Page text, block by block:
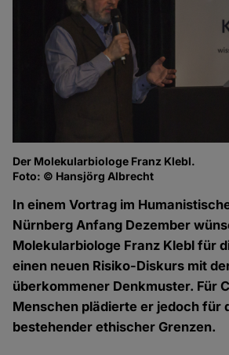
Der Molekularbiologe Franz Klebl.
Foto: © Hansjörg Albrecht
In einem Vortrag im
Nürnberg Anfang Dezember
Molekularbiologe Franz Klebl für
einen neuen Risiko-Diskurs mit
überkommener Denkmuster. Für
Menschen plädierte er jedoch für
bestehender ethischer Grenzen.